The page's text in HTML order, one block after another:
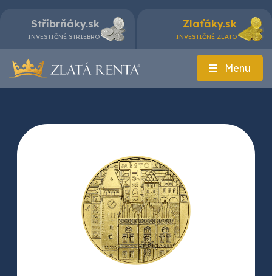
Stříbrňáky.sk
INVESTIČNÉ STRIEBRO
Zlaťáky.sk
INVESTIČNÉ ZLATO
Menu